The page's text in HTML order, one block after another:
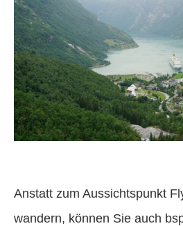
Anstatt zum Aussichtspunkt
wandern, können Sie auch